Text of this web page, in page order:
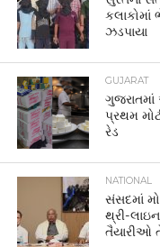
ઝડપાયા
GUJARAT
ગુજરાતમાં
પ્રથમ
રેડ
NATIONAL
સંસદમાં
થ્રી-
તૈયારીઓ